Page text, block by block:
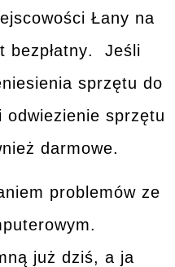
Łany na
bezpłatny. Jeśli
sprzętu do
odwiezienie sprzętu
darmowe.
problemów ze
już dziś, a ja